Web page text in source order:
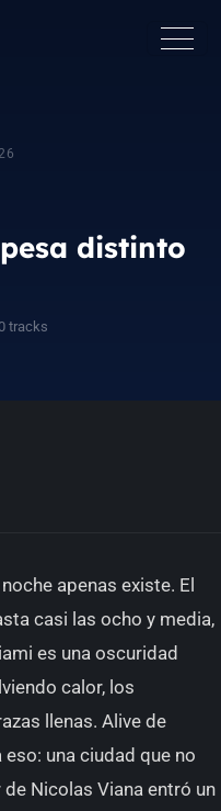
distinto
tracks
apenas existe. El
casi las ocho y media,
es una oscuridad
calor, los
llenas. Alive de
una ciudad que no
Nicolas Viana entró un